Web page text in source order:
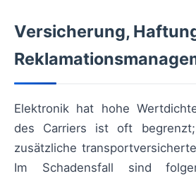
Versicherung,
Elektronik hat hohe
des Carriers ist oft
zusätzliche
Im Schadensfall sind